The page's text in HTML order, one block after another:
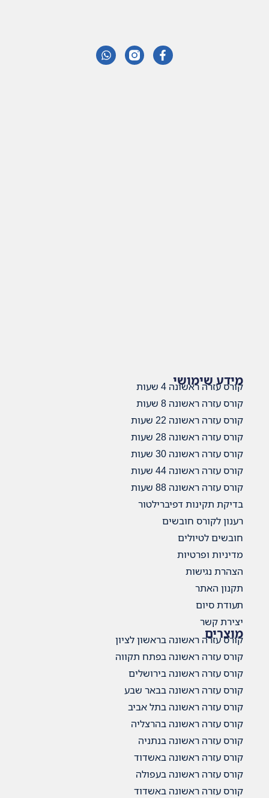
מידע שימושי
קורס עזרה ראשונה 4 שעות
קורס עזרה ראשונה 8 שעות
קורס עזרה ראשונה 22 שעות
קורס עזרה ראשונה 28 שעות
קורס עזרה ראשונה 30 שעות
קורס עזרה ראשונה 44 שעות
קורס עזרה ראשונה 88 שעות
בדיקת תקינות דפיברילטור
רענון לקורס חובשים
חובשים לטיולים
מדיניות ופרטיות
הצהרת נגישות
תקנון האתר
תעודת סיום
יצירת קשר
מוצרים
קורס עזרה ראשונה בראשון לציון
קורס עזרה ראשונה בפתח תקווה
קורס עזרה ראשונה בירושלים
קורס עזרה ראשונה בבאר שבע
קורס עזרה ראשונה בתל אביב
קורס עזרה ראשונה בהרצליה
קורס עזרה ראשונה בנתניה
קורס עזרה ראשונה באשדוד
קורס עזרה ראשונה בעפולה
קורס עזרה ראשונה באשדוד